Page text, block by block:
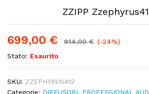
ZZIPP
699,00 € 914,00€ (-24%)
Stato: Esaurito
SKU: ZZEPHYRUS412
Categorie: DIFFUSORI, PROFESSIONAL